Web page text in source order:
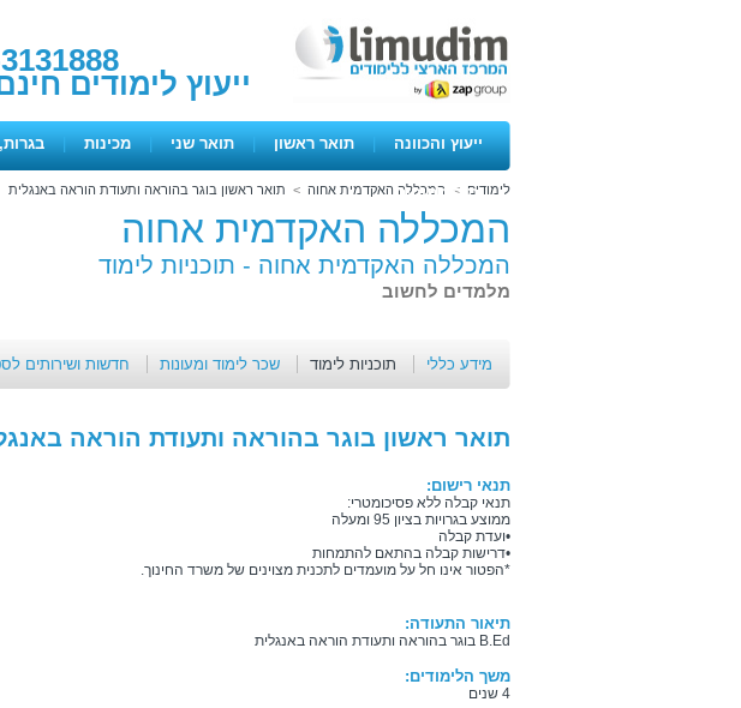
ייעוץ לימודים
ייעוץ והכוונה | תואר ראשון | תואר שני | מכינות |
ימים פתוחיםלימודים > המכללה האקדמית אחוה > תואר ראשון בוגר בהוראה ותעודת הוראה באנגלית
המכללה האקדמית אחוה
המכללה האקדמית אחוה - תוכניות לימוד
מלמדים לחשוב
מידע כללי תוכניות לימוד שכר לימוד ומעונות חדשות ושירותים
תואר ראשון בוגר בהוראה ותעודת הוראה
תנאי רישום:
תנאי קבלה ללא פסיכומטרי:
ממוצע בגרויות בציון 95 ומעלה
•ועדת קבלה
•דרישות קבלה בהתאם להתמחות
*הפטור אינו חל על מועמדים לתכנית מצוינים של משרד החינוך.
תיאור התעודה:
B.Ed בוגר בהוראה ותעודת הוראה באנגלית
משך הלימודים:
4 שנים